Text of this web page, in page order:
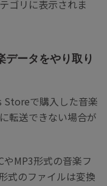
ゴリに表示されま
ータをやり取り
で購入した音楽
転送できない場合が
MP3形式の音楽フ
式のファイルは変換